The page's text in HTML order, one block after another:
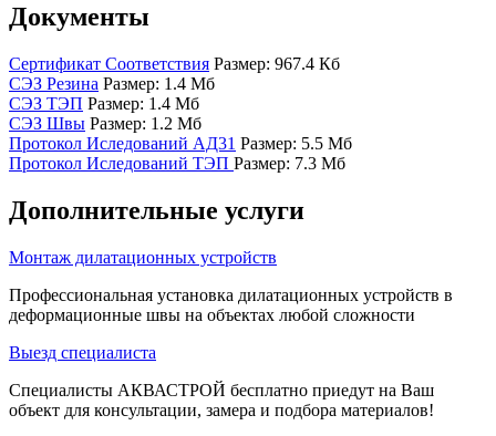
Документы
Сертификат Соответствия Размер: 967.4 Кб
СЭЗ Резина Размер: 1.4 Мб
СЭЗ ТЭП Размер: 1.4 Мб
СЭЗ Швы Размер: 1.2 Мб
Протокол Иследований АД31 Размер: 5.5 Мб
Протокол Иследований ТЭП Размер: 7.3 Мб
Дополнительные услуги
Монтаж дилатационных устройств
Профессиональная установка дилатационных устройств в
деформационные швы на объектах любой сложности
Выезд специалиста
Специалисты АКВАСТРОЙ бесплатно приедут на Ваш
объект для консультации, замера и подбора материалов!